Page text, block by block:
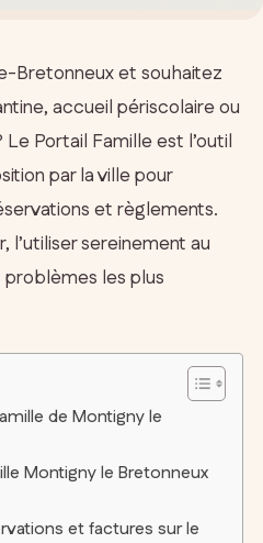
Bretonneux et souhaitez
accueil périscolaire ou
Portail Famille est l’outil
par la ville pour
et règlements.
sereinement au
les plus
de Montigny le
Montigny le Bretonneux
et factures sur le